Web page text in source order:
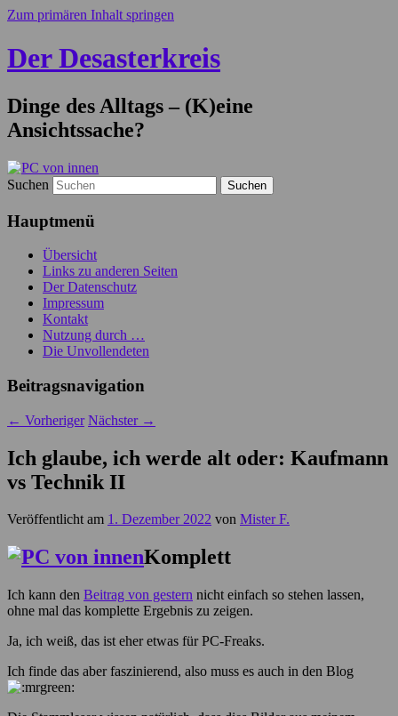
Zum primären Inhalt springen
Der Desasterkreis
Dinge des Alltags – (K)eine
Ansichtssache?
Suchen
Hauptmenü
Übersicht
Links zu anderen Seiten
Der Datenschutz
Impressum
Kontakt
Nutzung durch …
Die Unvollendeten
Beitragsnavigation
← Vorheriger Nächster →
Ich glaube, ich werde alt oder: Kaufmann
vs Technik II
Veröffentlicht am 1. Dezember 2022 von Mister F.
Komplett
Ich kann den Beitrag von gestern nicht einfach so stehen lassen,
ohne mal das komplette Ergebnis zu zeigen.
Ja, ich weiß, das ist eher etwas für PC-Freaks.
Ich finde das aber faszinierend, also muss es auch in den Blog